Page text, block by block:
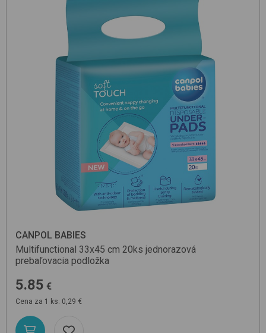
CANPOL BABIES
Multifunctional 33x45 cm 20ks jednorazová
prebaľovacia podložka
5.85 €
Cena za 1 ks: 0,29 €